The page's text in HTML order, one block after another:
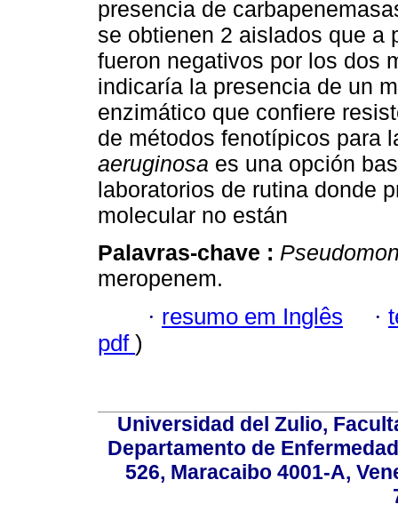
presencia de
se obtienen 2 aislados que a
fueron negativos por los dos
indicaría la presencia de un
enzimático que confiere
de métodos fenotípicos para
aeruginosa es una opción
laboratorios de rutina donde
molecular no están
Palavras-chave :
meropenem.
· resumo em Inglês ·
pdf )
Universidad del Zulio,
Departamento de
526, Maracaibo 4001-A,